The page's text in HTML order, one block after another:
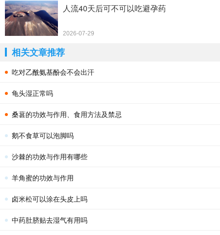
人流40天后可不可以吃避孕药
2026-07-29
相关文章推荐
吃对乙酰氨基酚会不会出汗
龟头湿正常吗
桑葚的功效与作用、食用方法及禁忌
鹅不食草可以泡脚吗
沙棘的功效与作用有哪些
羊角蜜的功效与作用
卤米松可以涂在头皮上吗
中药肚脐贴去湿气有用吗